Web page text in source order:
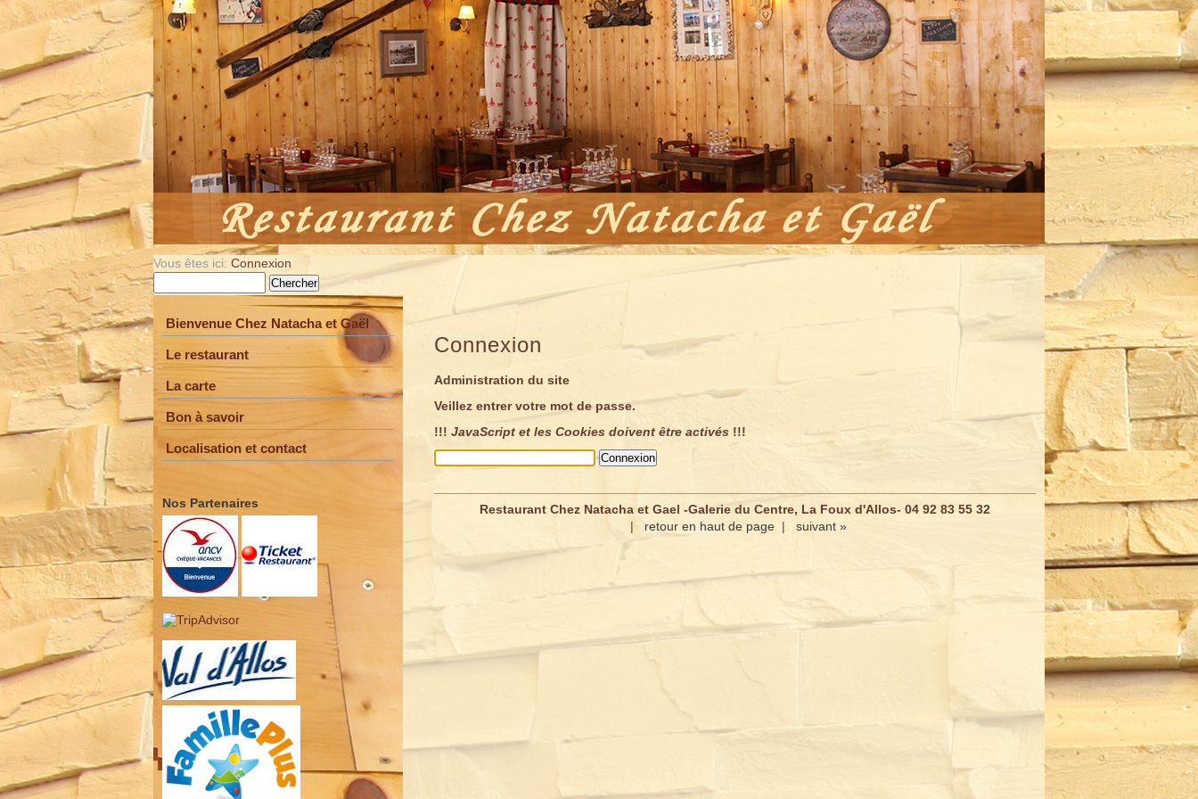
Vous êtes ici: Connexion
Bienvenue Chez Natacha et Gaël
Le restaurant
La carte
Bon à savoir
Localisation et contact
Nos Partenaires
Connexion
Administration du site
Veillez entrer votre mot de passe.
!!! JavaScript et les Cookies doivent être activés !!!
Restaurant Chez Natacha et Gael -Galerie du Centre, La Foux d'Allos- 04 92 83 55 32
| retour en haut de page | suivant »